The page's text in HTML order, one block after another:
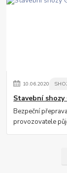
10.06.2020
Stavební shozy
Bezpeční
provozovatele